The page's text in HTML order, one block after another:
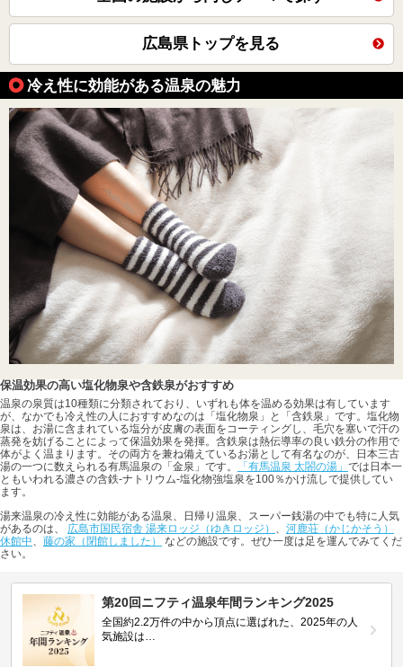
広島県トップを見る
冷え性に効能がある温泉の魅力
保温効果の高い塩化物泉や含鉄泉がおすすめ
温泉の泉質は10種類に分類されており、いずれも体を温める効果は有しています
が、なかでも冷え性の人におすすめなのは「塩化物泉」と「含鉄泉」です。塩化物
泉は、お湯に含まれている塩分が皮膚の表面をコーティングし、毛穴を塞いで汗の
蒸発を妨げることによって保温効果を発揮。含鉄泉は熱伝導率の良い鉄分の作用で
体がよく温まります。その両方を兼ね備えているお湯として有名なのが、日本三古
湯の一つに数えられる有馬温泉の「金泉」です。
「有馬温泉 太閤の湯」 では日本一
ともいわれる濃さの含鉄-ナトリウム-塩化物強塩泉を100％かけ流しで提供してい
ます。
湯来温泉の冷え性に効能がある温泉、日帰り温泉、スーパー銭湯の中でも特に人気
があるのは、 広島市国民宿舎 湯来ロッジ（ゆきロッジ） 、 河鹿荘（かじかそう）
休館中、 藤の家（閉館しました）
などの施設です。ぜひ一度は足を運んでみてくだ
さい。
第20回ニフティ温泉年間ランキング2025
全国約2.2万件の中から頂点に選ばれた、2025年の人
気施設は…